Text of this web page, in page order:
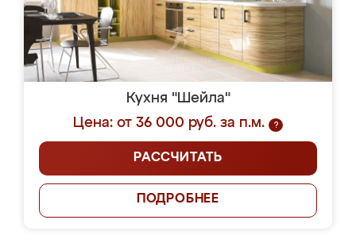
Кухня "Шейла"
Цена: от 36 000 руб. за п.м.
?
РАССЧИТАТЬ
ПОДРОБНЕЕ